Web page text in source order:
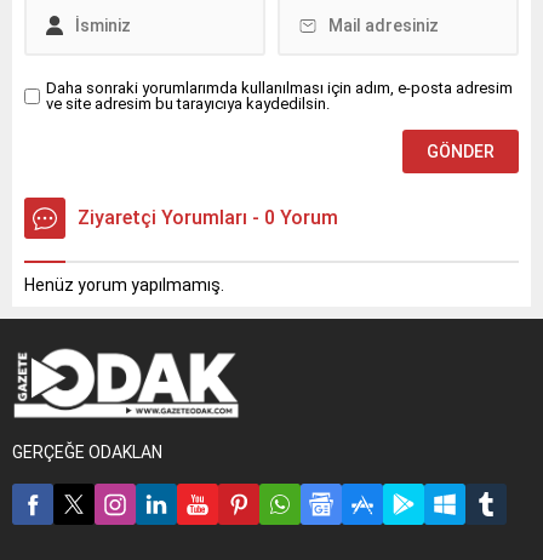
Daha sonraki yorumlarımda kullanılması için adım, e-posta adresim
ve site adresim bu tarayıcıya kaydedilsin.
Ziyaretçi Yorumları - 0 Yorum
Henüz yorum yapılmamış.
GERÇEĞE ODAKLAN